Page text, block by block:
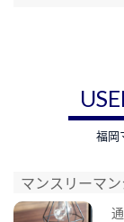
福岡
マンスリーマ